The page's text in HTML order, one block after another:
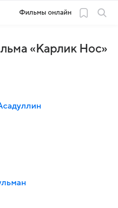
Фильмы онлайн
«Карлик Нос»